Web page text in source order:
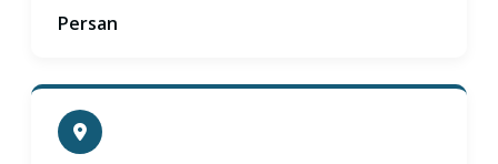
Persan